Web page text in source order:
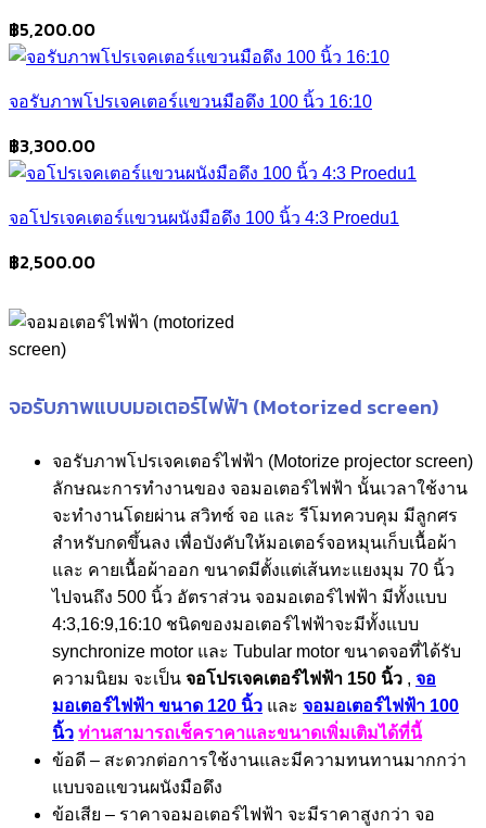
฿5,200.00
จอรับภาพโปรเจคเตอร์แขวนมือดึง 100 นิ้ว 16:10
฿3,300.00
จอโปรเจคเตอร์แขวนผนังมือดึง 100 นิ้ว 4:3 Proedu1
฿2,500.00
จอรับภาพแบบมอเตอร์ไฟฟ้า (Motorized screen)
จอรับภาพโปรเจคเตอร์ไฟฟ้า (Motorize projector screen)
ลักษณะการทำงานของ จอมอเตอร์ไฟฟ้า นั้นเวลาใช้งาน
จะทำงานโดยผ่าน สวิทซ์ จอ และ รีโมทควบคุม มีลูกศร
สำหรับกดขึ้นลง เพื่อบังคับให้มอเตอร์จอหมุนเก็บเนื้อผ้า
และ คายเนื้อผ้าออก ขนาดมีตั้งแต่เส้นทะแยงมุม 70 นิ้ว
ไปจนถึง 500 นิ้ว อัตราส่วน จอมอเตอร์ไฟฟ้า มีทั้งแบบ
4:3,16:9,16:10 ชนิดของมอเตอร์ไฟฟ้าจะมีทั้งแบบ
synchronize motor และ Tubular motor ขนาดจอที่ได้รับ
ความนิยม จะเป็น จอโปรเจคเตอร์ไฟฟ้า 150 นิ้ว , จอ
มอเตอร์ไฟฟ้า ขนาด 120 นิ้ว และ จอมอเตอร์ไฟฟ้า 100
นิ้ว ท่านสามารถเช็คราคาและขนาดเพิ่มเติมได้ที่นี้
ข้อดี – สะดวกต่อการใช้งานและมีความทนทานมากกว่า
แบบจอแขวนผนังมือดึง
ข้อเสีย – ราคาจอมอเตอร์ไฟฟ้า จะมีราคาสูงกว่า จอ